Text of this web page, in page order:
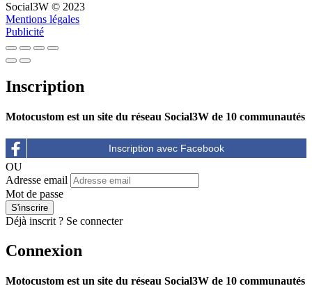
Social3W © 2023
Mentions légales
Publicité
Inscription
Motocustom est un site du réseau Social3W de 10 communautés
OU
Adresse email
Mot de passe
Déjà inscrit ? Se connecter
Connexion
Motocustom est un site du réseau Social3W de 10 communautés